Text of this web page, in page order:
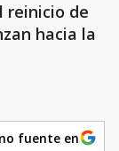
reinicio de
hacia la
fuente en